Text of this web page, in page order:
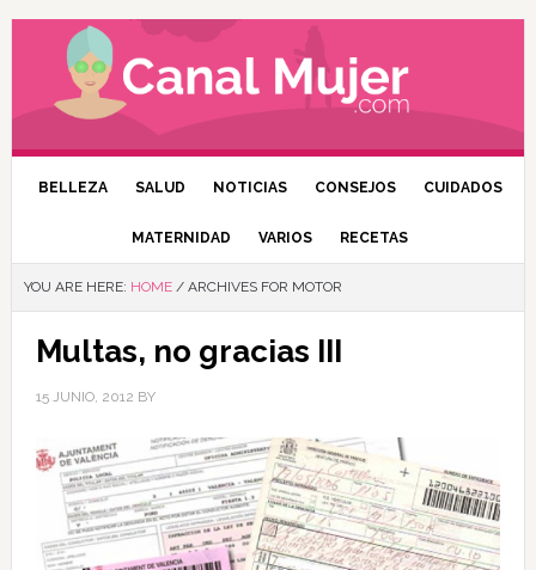
BELLEZA SALUD NOTICIAS CONSEJOS CUIDADOS
MATERNIDAD VARIOS RECETAS
YOU ARE HERE: HOME /ARCHIVES FOR MOTOR
Multas, no gracias III
15 JUNIO, 2012 BY